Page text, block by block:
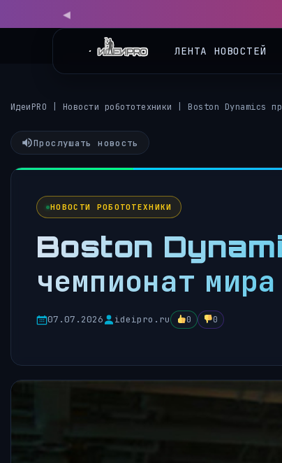
ИдеиPRO Новости робототехники Boston Dynamics
Прослушать новость
НОВОСТИ РОБОТОТЕХНИКИ
Boston
чемпионат
07.07.2026 ideipro.ru 0 0